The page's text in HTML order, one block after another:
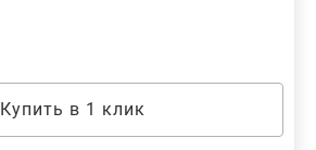
Купить в 1 клик